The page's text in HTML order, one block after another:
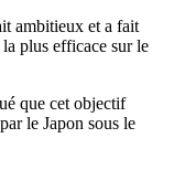
ambitieux et a fait
plus efficace sur le
que cet objectif
le Japon sous le